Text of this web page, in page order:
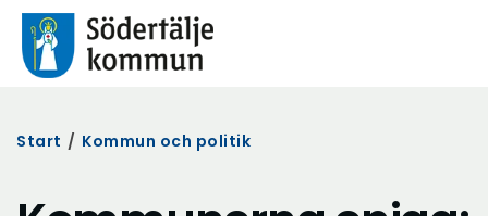
Start / Kommun och politik